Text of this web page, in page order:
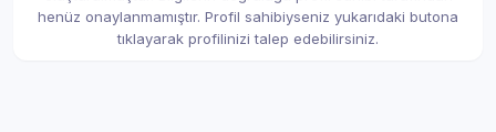
henüz onaylanmamıştır. Profil sahibiyseniz yukarıdaki butona
tıklayarak profilinizi talep edebilirsiniz.